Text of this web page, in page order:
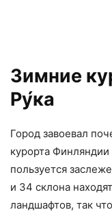
Зимние
Ру́ка
Город завоевал
курорта
пользуется
и 34 склона
ландшафтов, так